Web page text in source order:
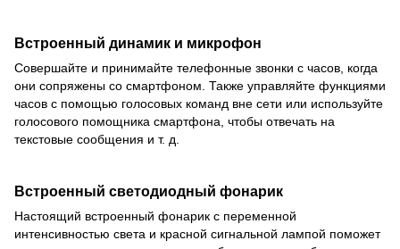
Встроенный динамик и микрофон
Совершайте и принимайте телефонные звонки с часов, когда
они сопряжены со смартфоном. Также управляйте функциями
часов с помощью голосовых команд вне сети или используйте
голосового помощника смартфона, чтобы отвечать на
текстовые сообщения и т. д.
Встроенный светодиодный фонарик
Настоящий встроенный фонарик с переменной
интенсивностью света и красной сигнальной лампой поможет